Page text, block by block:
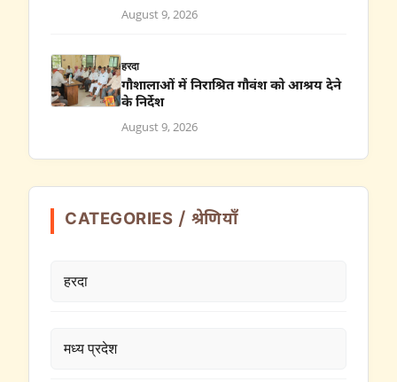
August 9, 2026
हरदा
गौशालाओं में निराश्रित गौवंश को आश्रय देने
के निर्देश
August 9, 2026
CATEGORIES / श्रेणियाँ
हरदा
मध्य प्रदेश